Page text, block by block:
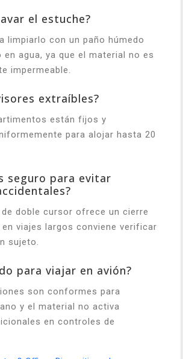
el estuche?
limpiarlo con un paño húmedo
en agua, ya que el material no es
impermeable.
extraíbles?
están fijos y
para alojar hasta 20
seguro para evitar
doble cursor ofrece un cierre
viajes largos conviene verificar
sujeto.
para viajar en avión?
son conformes para
y el material no activa
en controles de